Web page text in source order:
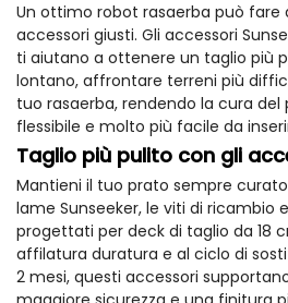
Un ottimo robot rasaerba può fare
accessori giusti. Gli accessori
ti aiutano a ottenere un taglio più
lontano, affrontare terreni più
tuo rasaerba, rendendo la cura
flessibile e molto più facile da
Taglio più pulito con gli
Mantieni il tuo prato sempre
lame Sunseeker, le viti di ricambio
progettati per deck di taglio da 18
affilatura duratura e al ciclo di
2 mesi, questi accessori